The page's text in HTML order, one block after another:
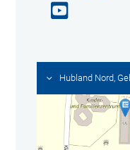
Hubland Nord,